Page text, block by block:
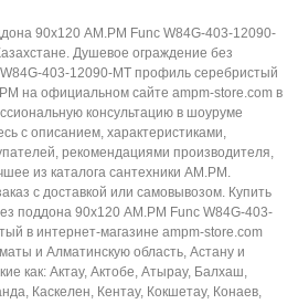
90х120 AM.PM Func W84G-403-12090-
Душевое ограждение без
403-12090-MT профиль серебристый
на официальном сайте ampm-store.com в
консультацию в шоуруме
с описанием, характеристиками,
рекомендациями производителя,
из каталога сантехники AM.PM.
с доставкой или самовывозом. Купить
поддона 90х120 AM.PM Func W84G-403-
в интернет-магазине ampm-store.com
и Алматинскую область, Астану и
как: Актау, Актобе, Атырау, Балхаш,
Каскелен, Кентау, Кокшетау, Конаев,